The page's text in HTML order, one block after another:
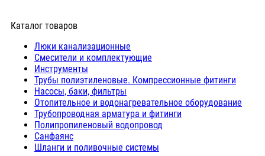
Каталог товаров
Люки канализационные
Cмесители и комплектующие
Инструменты
Трубы полиэтиленовые. Компрессионные фитинги
Насосы, баки, фильтры
Отопительное и водонагревательное оборудование
Трубопроводная арматура и фитинги
Полипропиленовый водопровод
Санфаянс
Шланги и поливочные системы